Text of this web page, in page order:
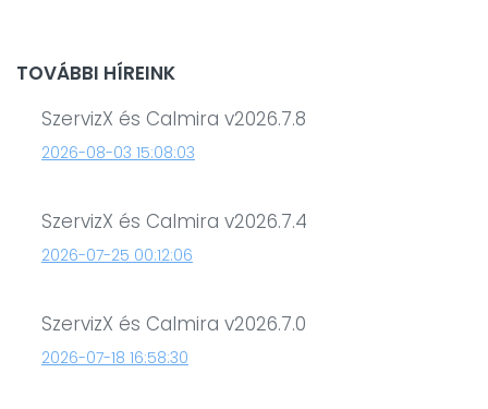
TOVÁBBI HÍREINK
SzervizX és Calmira v2026.7.8
2026-08-03 15:08:03
SzervizX és Calmira v2026.7.4
2026-07-25 00:12:06
SzervizX és Calmira v2026.7.0
2026-07-18 16:58:30